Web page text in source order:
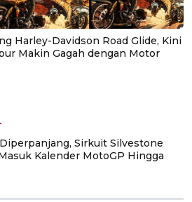
Harley-Davidson Road Glide, Kini
Makin Gagah dengan Motor
Sirkuit Silvestone
Kalender MotoGP Hingga